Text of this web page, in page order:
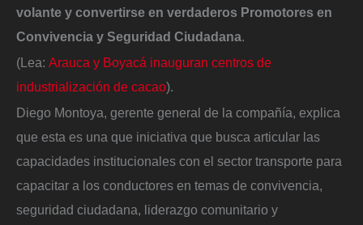
volante y convertirse en verdaderos Promotores en
Convivencia y Seguridad Ciudadana.
(Lea: Arauca y Boyacá inauguran centros de
industrialización de cacao).
Diego Montoya, gerente general de la compañía, explica
que esta es una que iniciativa que busca articular las
capacidades institucionales con el sector transporte para
capacitar a los conductores en temas de convivencia,
seguridad ciudadana, liderazgo comunitario y